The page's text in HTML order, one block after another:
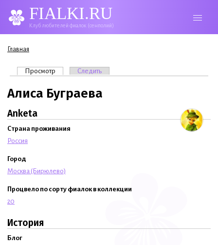
FIALKI.RU
Клуб любителей фиалок (сенполий)
Вы здесь
Главная
Главные вкладки
Просмотр (активная вкладка)
Следить
Алиса Буграева
Anketa
Страна проживания
Россия
Город
Москва (Бирюлево)
Процвело по сорту фиалок в коллекции
20
История
Блог